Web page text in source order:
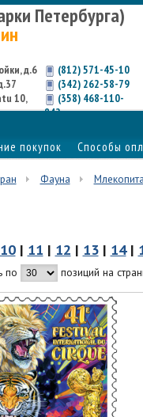
Петербурга)
д.6
10,
(812) 571-45-10
(342) 262-58-79
(358) 468-110-
842
покупок Способы
Фауна
10| 11 | 12 | 13| 14|
по позиций на